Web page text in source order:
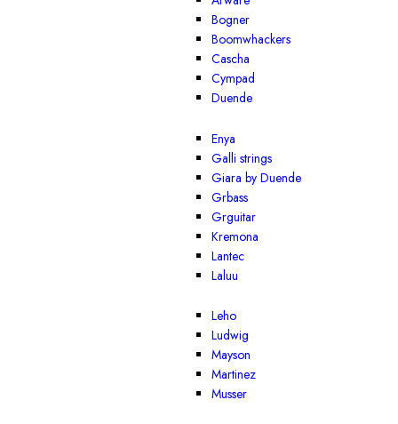
Bogner
Boomwhackers
Cascha
Cympad
Duende
Enya
Galli strings
Giara by Duende
Grbass
Grguitar
Kremona
Lantec
Laluu
Leho
Ludwig
Mayson
Martinez
Musser